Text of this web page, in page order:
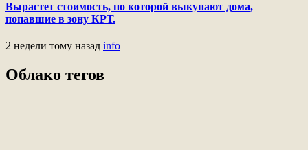
Вырастет стоимость, по которой выкупают дома,
попавшие в зону КРТ.
2 недели тому назад info
Облако тегов